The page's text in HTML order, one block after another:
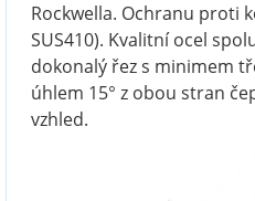
Rockwella. Ochranu proti
SUS410). Kvalitní ocel
dokonalý řez s minimem
úhlem 15° z obou stran
vzhled.